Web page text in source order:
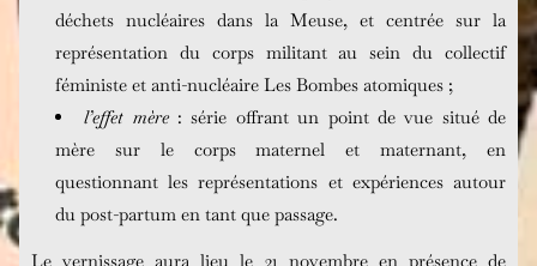
déchets nucléaires dans la Meuse, et centrée sur la
représentation du corps militant au sein du collectif
féministe et anti-nucléaire Les Bombes atomiques ;
l’effet mère: série offrant un point de vue situé de
mère sur le corps maternel et maternant, en
questionnant les représentations et expériences autour
du post-partum en tant que passage.
Le vernissage aura lieu le 21 novembre en présence de